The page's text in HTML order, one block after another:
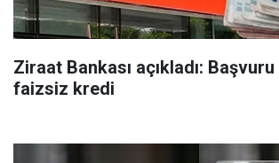
Ziraat Bankası açıkladı:
faizsiz kredi